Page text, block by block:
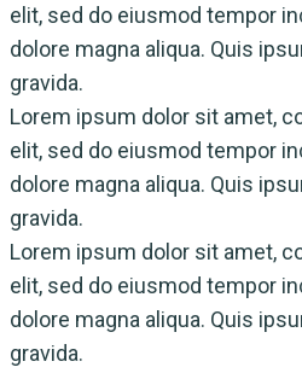
elit, sed do eiusmod tempor
dolore magna aliqua. Quis
gravida.
Lorem ipsum dolor sit amet,
elit, sed do eiusmod tempor
dolore magna aliqua. Quis
gravida.
Lorem ipsum dolor sit amet,
elit, sed do eiusmod tempor
dolore magna aliqua. Quis
gravida.